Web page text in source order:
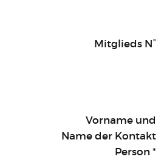
Mitglieds N°
Vorname und
Name der Kontakt
Person *